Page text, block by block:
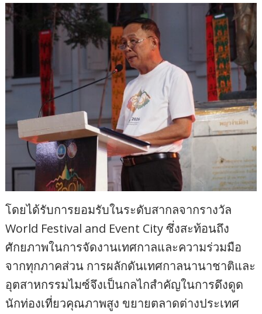
โดยได้รับการยอมรับในระดับสากลจากรางวัล
World Festival and Event City ซึ่งสะท้อนถึง
ศักยภาพในการจัดงานเทศกาลและความร่วมมือ
จากทุกภาคส่วน การผลักดันเทศกาลนานาชาติและ
อุตสาหกรรมไมซ์จึงเป็นกลไกสำคัญในการดึงดูด
นักท่องเที่ยวคุณภาพสูง ขยายตลาดต่างประเทศ